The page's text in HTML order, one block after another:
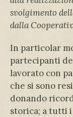
svolgimento
dalla
In particolar
partecipanti
lavorato con
che si sono
donando
storica; a tutti